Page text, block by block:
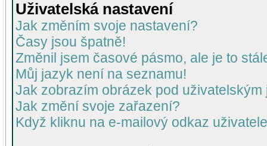
Uživatelská nastavení
Jak změním svoje nastavení?
Časy jsou špatně!
Změnil jsem časové pásmo, ale je to
Můj jazyk není na seznamu!
Jak zobrazím obrázek pod uživatelským
Jak změní svoje zařazení?
Když kliknu na e-mailový odkaz